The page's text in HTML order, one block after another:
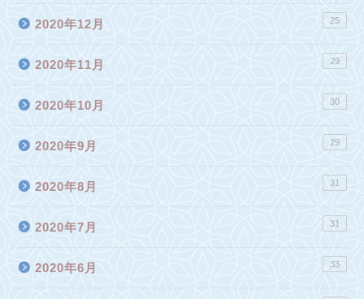
2020年12月 25
2020年11月 29
2020年10月 30
2020年9月 29
2020年8月 31
2020年7月 31
2020年6月 33